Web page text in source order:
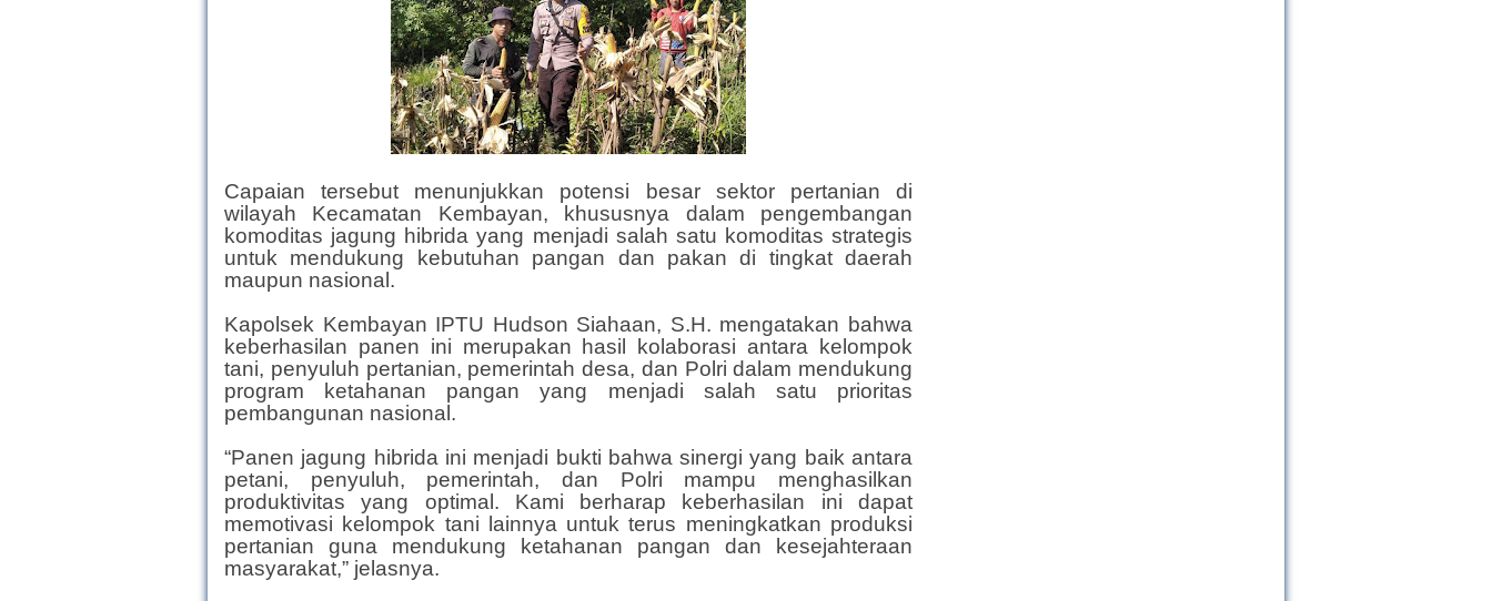
Capaian tersebut menunjukkan potensi besar sektor pertanian di
wilayah Kecamatan Kembayan, khususnya dalam pengembangan
komoditas jagung hibrida yang menjadi salah satu komoditas strategis
untuk mendukung kebutuhan pangan dan pakan di tingkat daerah
maupun nasional.
Kapolsek Kembayan IPTU Hudson Siahaan, S.H. mengatakan bahwa
keberhasilan panen ini merupakan hasil kolaborasi antara kelompok
tani, penyuluh pertanian, pemerintah desa, dan Polri dalam mendukung
program ketahanan pangan yang menjadi salah satu prioritas
pembangunan nasional.
“Panen jagung hibrida ini menjadi bukti bahwa sinergi yang baik antara
petani, penyuluh, pemerintah, dan Polri mampu menghasilkan
produktivitas yang optimal. Kami berharap keberhasilan ini dapat
memotivasi kelompok tani lainnya untuk terus meningkatkan produksi
pertanian guna mendukung ketahanan pangan dan kesejahteraan
masyarakat,” jelasnya.